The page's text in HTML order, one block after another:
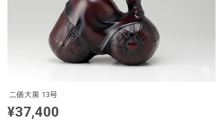
二俵大黒 13号
¥37,400